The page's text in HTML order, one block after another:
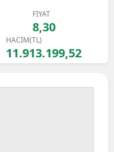
FİYAT
8,30
HACİM(TL)
11.913.199,52